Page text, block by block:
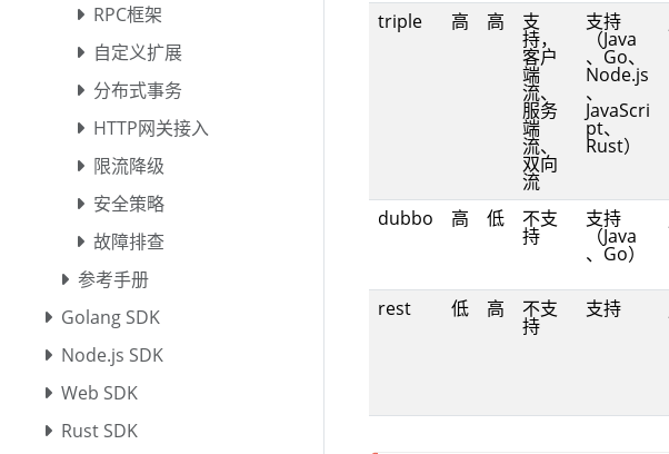
RPC框架
自定义扩展
分布式事务
HTTP网关接入
限流降级
安全策略
故障排查
参考手册
Golang SDK
Node.js SDK
Web SDK
Rust SDK
triple
高 高 支
持，
客户
端
流、
服务
端
流、
双向
流
支持
（Java
、Go、
Node.js
、
JavaScri
pt、
Rust）
dubbo 高 低 不支
持
支持
（Java
、Go）
rest 低 高 不支
持
支持